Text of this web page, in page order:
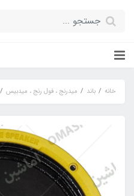
خانه باند میدرنج ، فول رنج ، میدبیس